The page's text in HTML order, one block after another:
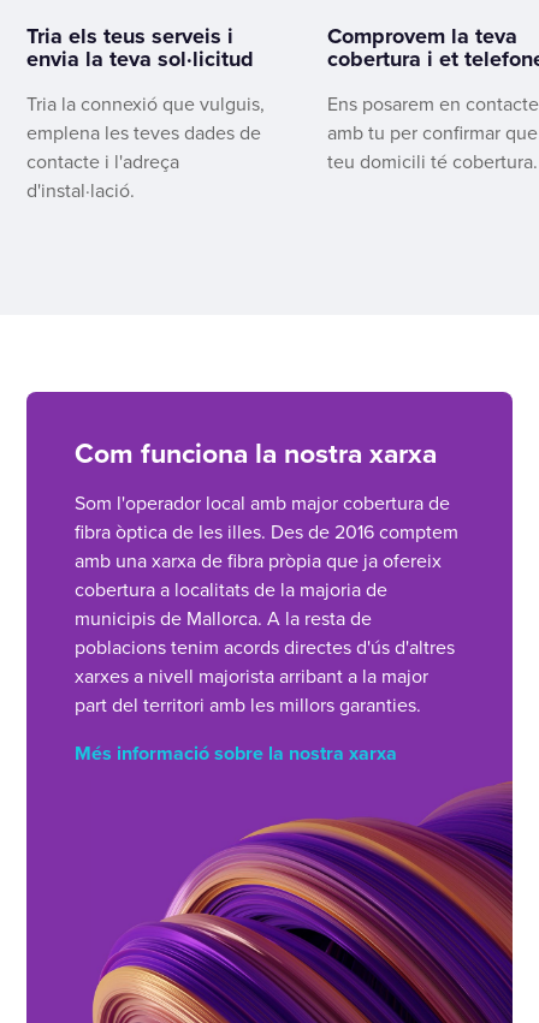
Tria els teus serveis i
envia la teva sol·licitud
Tria la connexió que vulguis,
emplena les teves dades de
contacte i l'adreça
d'instal·lació.
Comprovem la teva
cobertura i et
Ens posarem en contacte
amb tu per confirmar
teu domicili té cobertura.
Com funciona la nostra xarxa
Som l'operador local amb major cobertura de
fibra òptica de les illes. Des de 2016 comptem
amb una xarxa de fibra pròpia que ja ofereix
cobertura a localitats de la majoria de
municipis de Mallorca. A la resta de
poblacions tenim acords directes d'ús d'altres
xarxes a nivell majorista arribant a la major
part del territori amb les millors garanties.
Més informació sobre la nostra xarxa